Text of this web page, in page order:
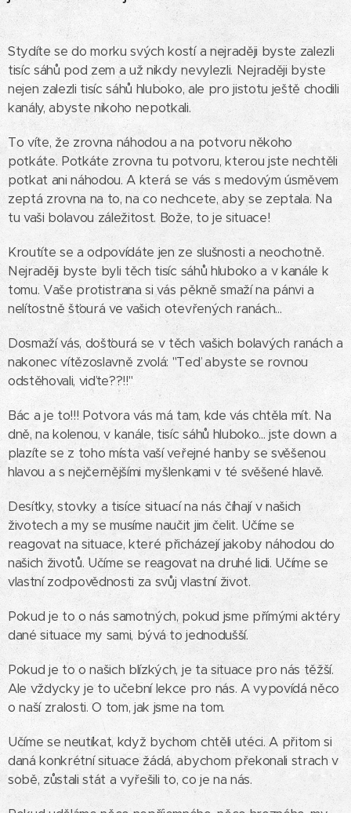
Stydíte se do morku svých kostí a nejraději byste zalezli
tisíc sáhů pod zem a už nikdy nevylezli. Nejraději byste
nejen zalezli tisíc sáhů hluboko, ale pro jistotu ještě chodili
kanály, abyste nikoho nepotkali.
To víte, že zrovna náhodou a na potvoru někoho
potkáte. Potkáte zrovna tu potvoru, kterou jste nechtěli
potkat ani náhodou. A která se vás s medovým úsměvem
zeptá zrovna na to, na co nechcete, aby se zeptala. Na
tu vaši bolavou záležitost. Bože, to je situace!
Kroutíte se a odpovídáte jen ze slušnosti a neochotně.
Nejraději byste byli těch tisíc sáhů hluboko a v kanále k
tomu. Vaše protistrana si vás pěkně smaží na pánvi a
nelítostně šťourá ve vašich otevřených ranách...
Dosmaží vás, došťourá se v těch vašich bolavých ranách a
nakonec vítězoslavně zvolá: "Teď abyste se rovnou
odstěhovali, viďte??!!"
Bác a je to!!! Potvora vás má tam, kde vás chtěla mít. Na
dně, na kolenou, v kanále, tisíc sáhů hluboko... jste down a
plazíte se z toho místa vaší veřejné hanby se svěšenou
hlavou a s nejčernějšími myšlenkami v té svěšené hlavě.
Desítky, stovky a tisíce situací na nás číhají v našich
životech a my se musíme naučit jim čelit. Učíme se
reagovat na situace, které přicházejí jakoby náhodou do
našich životů. Učíme se reagovat na druhé lidi. Učíme se
vlastní zodpovědnosti za svůj vlastní život.
Pokud je to o nás samotných, pokud jsme přímými aktéry
dané situace my sami, bývá to jednodušší.
Pokud je to o našich blízkých, je ta situace pro nás těžší.
Ale vždycky je to učební lekce pro nás. A vypovídá něco
o naší zralosti. O tom, jak jsme na tom.
Učíme se neutíkat, když bychom chtěli utéci. A přitom si
daná konkrétní situace žádá, abychom překonali strach v
sobě, zůstali stát a vyřešili to, co je na nás.